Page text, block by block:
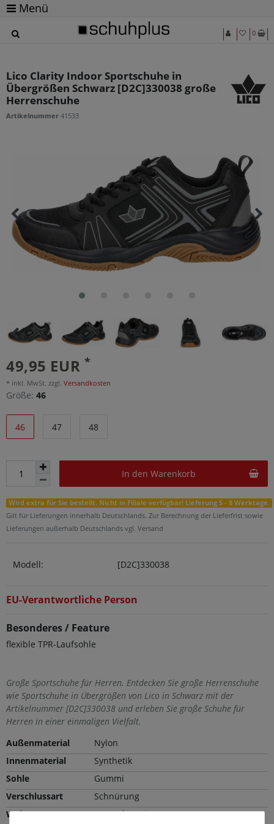
Menü
0
Lico Clarity Indoor Sportschuhe in
Übergrößen Schwarz [D2C]330038 große
Herrenschuhe
Artikelnummer 41533
49,95 EUR *
* inkl. MwSt. zzgl. Versandkosten
Größe: 46
46 47 48
In den Warenkorb
Wird extra für Sie bestellt. Nicht in Filiale verfügbar! Lieferung 5 - 8 Werktage.
Gilt für Lieferungen innerhalb Deutschlands. Zur Berechnung der Lieferfrist sowie
Lieferungen außerhalb Deutschlands vgl. Versand
Modell: [D2C]330038
EU-Verantwortliche Person
Besonderes / Feature
flexible TPR-Laufsohle
Große Sportschuhe für Herren. Entdecken Sie große Herrenschuhe
wie Sportschuhe in Übergrößen von Lico in Schwarz mit der
Artikelnummer [D2C]330038 und erleben Sie große Schuhe für
Herren in einer einmaligen Vielfalt.
Außenmaterial
Nylon
Innenmaterial
Synthetik
Sohle
Gummi
Verschlussart
Schnürung
Weite
Normale Weite (F)